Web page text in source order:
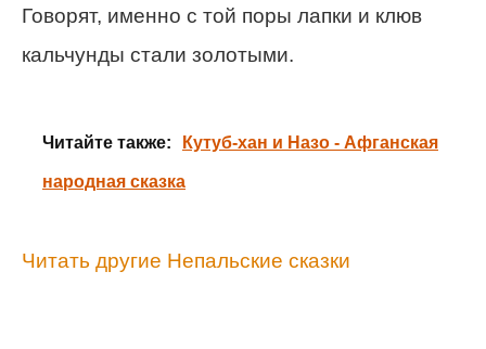
Говорят, именно с той поры лапки и клюв
кальчунды стали золотыми.
Читайте также: Кутуб-хан и Назо - Афганская
народная сказка
Читать другие Непальские сказки